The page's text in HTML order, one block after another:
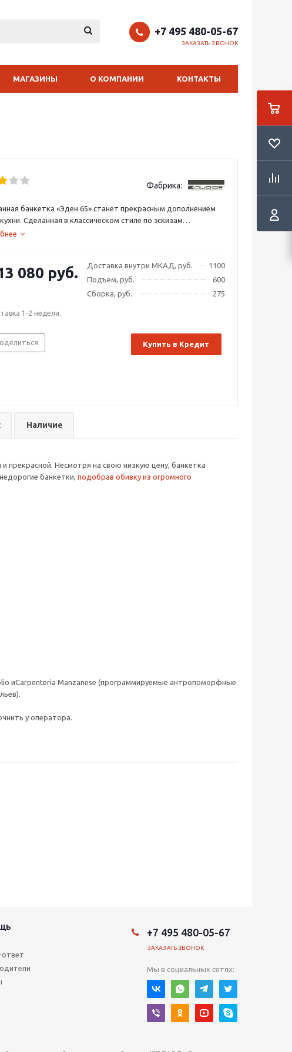
+7 495 480-05-67
ЗАКАЗАТЬ ЗВОНОК
МАГАЗИНЫ О КОМПАНИИ КОНТАКТЫ
Фабрика:
банкетка «Эден 65» станет прекрасным дополнением
Сделанная в классическом стиле по эскизам
мастеров из натуральных пород дерева – бука.
Доставка внутри МКАД, руб.
1100
Подъем, руб.
600
Сборка, руб.
275
080 руб.
1-2 недели.
Купить в Кредит
Наличие
прекрасной. Несмотря на свою низкую цену, банкетка
банкетки, подобрав обивку из огромного
иCarpenteria Manzanese (программируемые антропоморфные
у оператора.
+7 495 480-05-67
ЗАКАЗАТЬ ЗВОНОК
Мы в социальных сетях: